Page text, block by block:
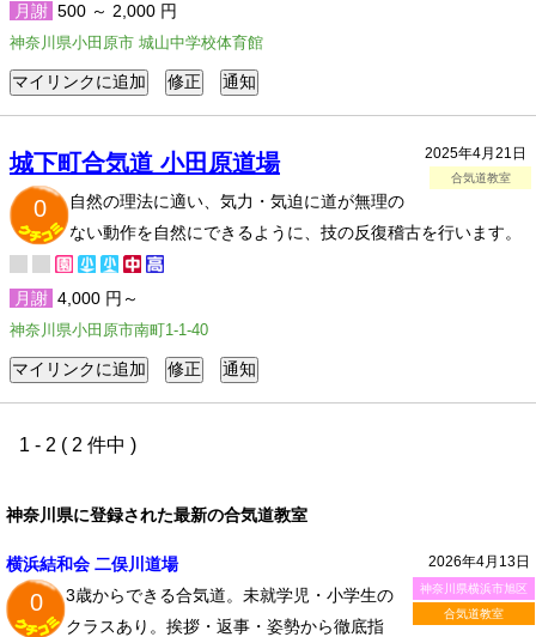
月謝 500 ～ 2,000 円
神奈川県小田原市 城山中学校体育館
2025年4月21日
合気道教室
城下町合気道 小田原道場
0
自然の理法に適い、気力・気迫に道が無理の
ない動作を自然にできるように、技の反復稽古を行います。
月謝 4,000 円～
神奈川県小田原市南町1-1-40
1 - 2 ( 2 件中 )
神奈川県に登録された最新の合気道教室
2026年4月13日
神奈川県横浜市旭区
合気道教室
横浜結和会 二俣川道場
0
3歳からできる合気道。未就学児・小学生の
クラスあり。挨拶・返事・姿勢から徹底指